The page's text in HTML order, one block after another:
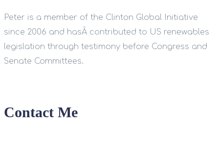
Peter is a member of the Clinton Global Initiative
since 2006 and hasÂ contributed to US renewables
legislation through testimony before Congress and
Senate Committees.
Contact Me